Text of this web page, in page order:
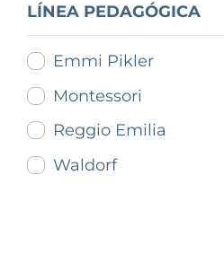
LÍNEA PEDAGÓGICA
Emmi Pikler
Montessori
Reggio Emilia
Waldorf